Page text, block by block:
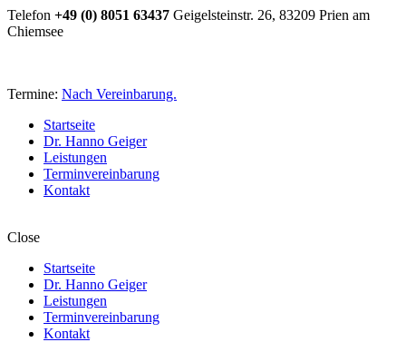
Telefon +49 (0) 8051 63437 Geigelsteinstr. 26, 83209 Prien am
Chiemsee
Termine: Nach Vereinbarung.
Startseite
Dr. Hanno Geiger
Leistungen
Terminvereinbarung
Kontakt
Close
Startseite
Dr. Hanno Geiger
Leistungen
Terminvereinbarung
Kontakt